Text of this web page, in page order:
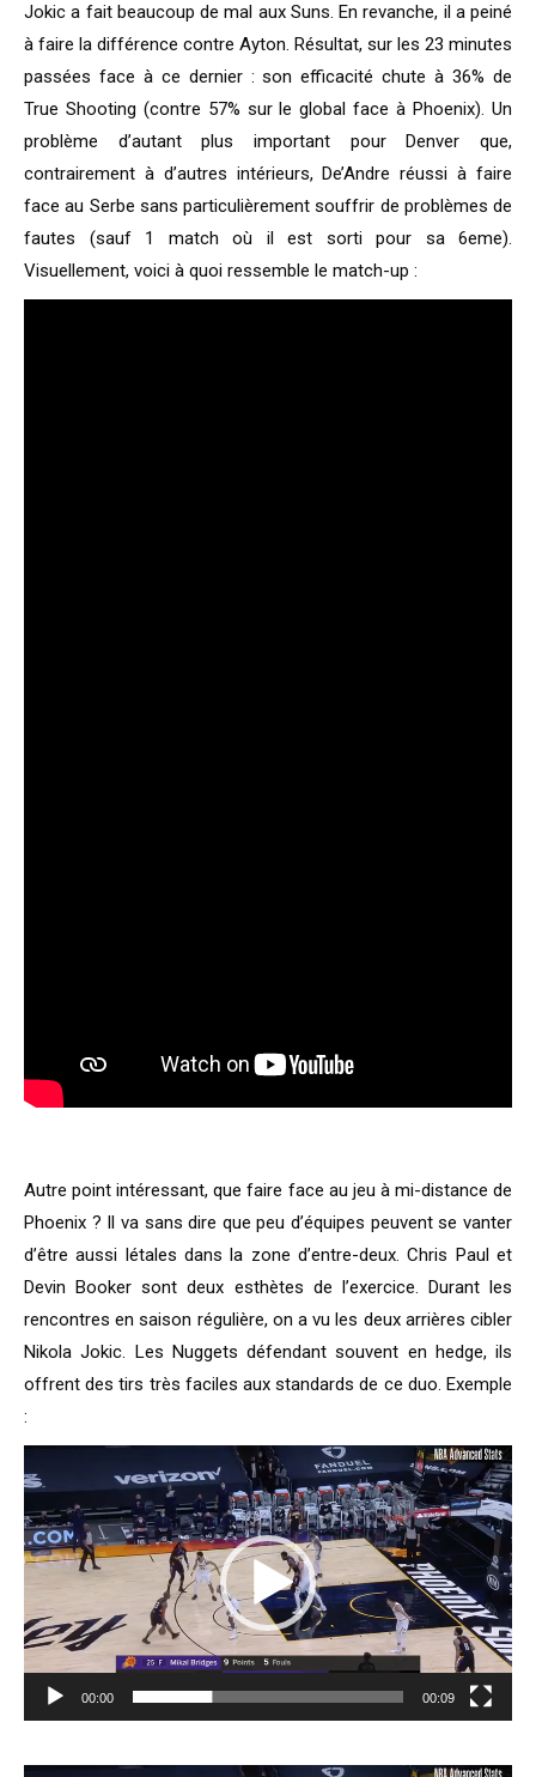
Jokic a fait beaucoup de mal aux Suns. En revanche, il a peiné
à faire la différence contre Ayton. Résultat, sur les 23 minutes
passées face à ce dernier : son efficacité chute à 36% de
True Shooting (contre 57% sur le global face à Phoenix). Un
problème d’autant plus important pour Denver que,
contrairement à d’autres intérieurs, De’Andre réussi à faire
face au Serbe sans particulièrement souffrir de problèmes de
fautes (sauf 1 match où il est sorti pour sa 6eme).
Visuellement, voici à quoi ressemble le match-up :
Autre point intéressant, que faire face au jeu à mi-distance de
Phoenix ? Il va sans dire que peu d’équipes peuvent se vanter
d’être aussi létales dans la zone d’entre-deux. Chris Paul et
Devin Booker sont deux esthètes de l’exercice. Durant les
rencontres en saison régulière, on a vu les deux arrières cibler
Nikola Jokic. Les Nuggets défendant souvent en hedge, ils
offrent des tirs très faciles aux standards de ce duo. Exemple
:
vidéo
00:00 00:09